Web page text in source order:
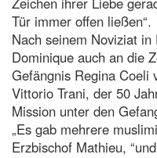
Tür immer offen ließen“.
Nach seinem Noviziat
Dominique auch an die
Gefängnis Regina Coeli
Vittorio Trani, der 50
Mission unter den
„Es gab mehrere
Erzbischof Mathieu,